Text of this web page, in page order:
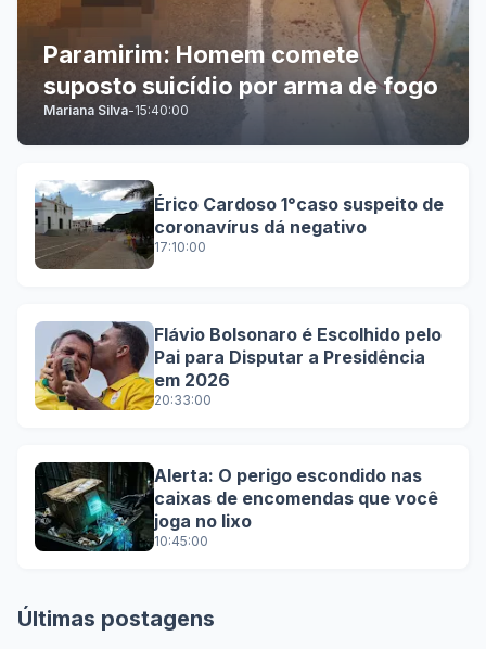
Paramirim: Homem comete
suposto suicídio por arma de fogo
Mariana Silva-15:40:00
Érico Cardoso 1°caso suspeito de
coronavírus dá negativo
17:10:00
Flávio Bolsonaro é Escolhido pelo
Pai para Disputar a Presidência
em 2026
20:33:00
Alerta: O perigo escondido nas
caixas de encomendas que você
joga no lixo
10:45:00
Últimas postagens